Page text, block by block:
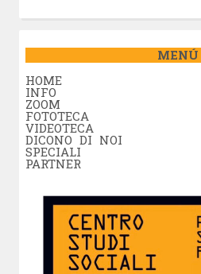
MENÚ
HOME
INFO
ZOOM
FOTOTECA
VIDEOTECA
DICONO DI NOI
SPECIALI
PARTNER